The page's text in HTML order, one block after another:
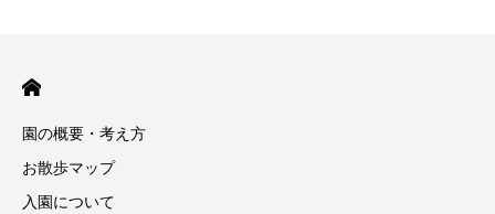
園の概要・考え方
お散歩マップ
入園について